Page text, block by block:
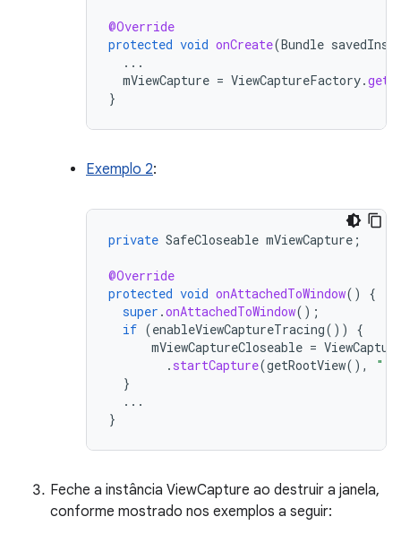
@Override
protected void onCreate(Bundle
...
mViewCapture = ViewCaptureFactory.
}
Exemplo 2:
private SafeCloseable mViewCapture ;
@Override
protected void onAttachedToWindow()
{
super .onAttachedToWindow();
if (enableViewCaptureTracing())
{
mViewCaptureCloseable =
. startCapture(getRootView(),
}
...
}
Feche a instância ViewCapture ao destruir a janela,
conforme mostrado nos exemplos a seguir: